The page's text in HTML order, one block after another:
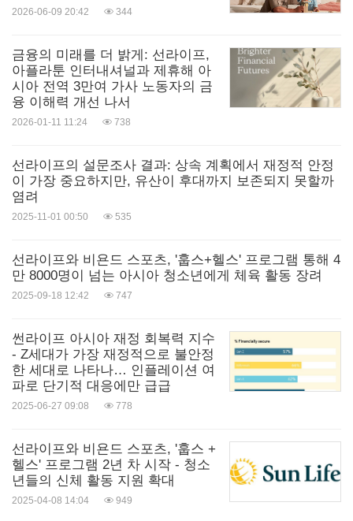
취약한 커뮤니티를 위한 전략적 파트너십을 통해 전
이상을 지원하기로 약속했다.
지역의 병원, 의료 기관, 재단과의 현지 파트너십을
프로그램, 당뇨 관리 패키지와 어린이들을 위한 지역
교육 프로그램 등에 대한 접근을 제공함으로써 그들
이 당뇨 위험을 스스로 모니터할 수 있도록 돕고 있
활동 부족으로 인한 당뇨 위험 증가
안전하게 운동할 수 있는 공간의 부족을 이유로 더욱
악화되는 활동량의 감소는 아시아 전역에 걸쳐 당뇨
의 위험을 증가시킨다. 응답자의 대략 3분의 1(31%)
히 젊은 층에서 그 특징이 더 두드러졌다. 운동량이
불충분하다고 응답한 사람 중 46%가 그들이 생활하
는 지역에 안전하고 질 좋은 운동 공간이 부족하다고
2026-06-09 20:42 344
금융의 미래를 더 밝게: 선라이프,
아플라툰 인터내셔널과 제휴해 아
시아 전역 3만여 가사 노동자의 금
융 이해력 개선 나서
2026-01-11 11:24 738
선라이프의 설문조사 결과: 상속 계획에서 재정적 안정
이 가장 중요하지만, 유산이 후대까지 보존되지 못할까
염려
2025-11-01 00:50 535
선라이프와 비욘드 스포츠, '훕스+헬스' 프로그램 통해 4
만 8000명이 넘는 아시아 청소년에게 체육 활동 장려
2025-09-18 12:42 747
썬라이프 아시아 재정 회복력 지수
- Z세대가 가장 재정적으로 불안정
한 세대로 나타나… 인플레이션 여
파로 단기적 대응에만 급급
2025-06-27 09:08 778
선라이프와 비욘드 스포츠, '훕스 +
헬스' 프로그램 2년 차 시작 - 청소
년들의 신체 활동 지원 확대
2025-04-08 14:04 949